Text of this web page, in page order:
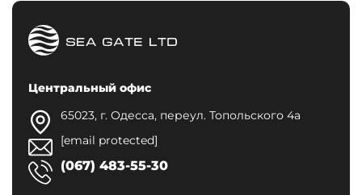
Центральный офис
65023, г. Одесса, переул. Топольского 4а
[email protected]
(067) 483-55-30